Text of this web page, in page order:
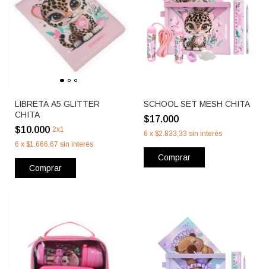
LIBRETA A5 GLITTER
CHITA
$10.000 2x1
6 x $1.666,67 sin interés
Comprar
SCHOOL SET MESH CHITA
$17.000
6 x $2.833,33 sin interés
Comprar